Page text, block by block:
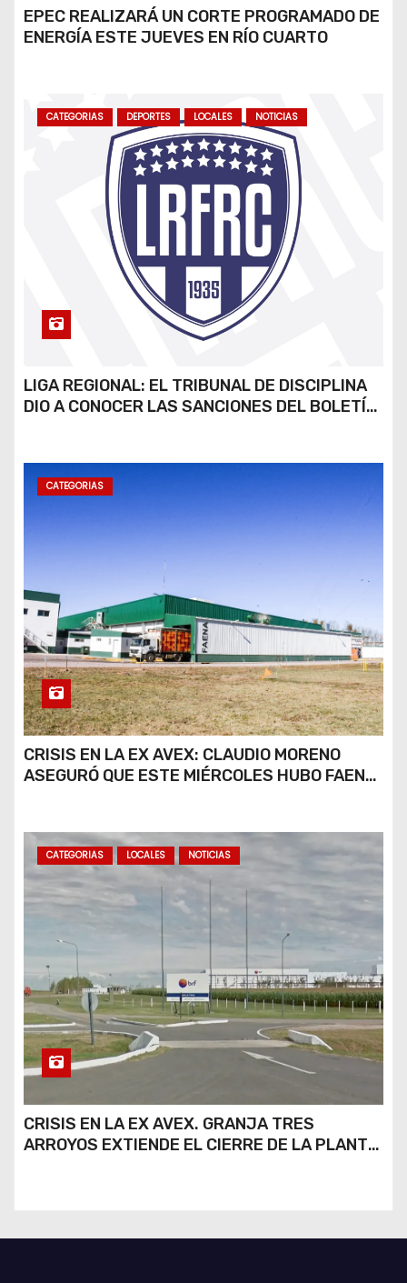
EPEC REALIZARÁ UN CORTE PROGRAMADO DE
ENERGÍA ESTE JUEVES EN RÍO CUARTO
CATEGORIAS DEPORTES LOCALES NOTICIAS
LIGA REGIONAL: EL TRIBUNAL DE DISCIPLINA
DIO A CONOCER LAS SANCIONES DEL BOLETÍN
CATEGORIAS
CRISIS EN LA EX AVEX: CLAUDIO MORENO
ASEGURÓ QUE ESTE MIÉRCOLES HUBO FAENA
CATEGORIAS LOCALES NOTICIAS
CRISIS EN LA EX AVEX. GRANJA TRES
ARROYOS EXTIENDE EL CIERRE DE LA PLANTA